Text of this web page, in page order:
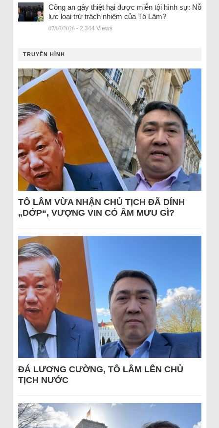
Công an gây thiệt hại được miễn tội hình sự: Nỗ
lực loại trừ trách nhiệm của Tô Lâm?
07/07/2026 - 2.344 Views
TRUYỀN HÌNH
TÔ LÂM VỪA NHẬN CHỦ TỊCH ĐÃ DÍNH
„DỚP“, VƯỢNG VIN CÓ ÂM MƯU GÌ?
ĐÁ LƯƠNG CƯỜNG, TÔ LÂM LÊN CHỦ
TỊCH NƯỚC